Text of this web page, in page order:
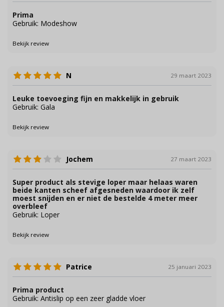
Prima
Gebruik: Modeshow
Bekijk review
N 29 maart 2023
Leuke toevoeging fijn en makkelijk in gebruik
Gebruik: Gala
Bekijk review
Jochem 27 maart 2023
Super product als stevige loper maar helaas waren
beide kanten scheef afgesneden waardoor ik zelf
moest snijden en er niet de bestelde 4 meter meer
overbleef
Gebruik: Loper
Bekijk review
Patrice 25 januari 2023
Prima product
Gebruik: Antislip op een zeer gladde vloer